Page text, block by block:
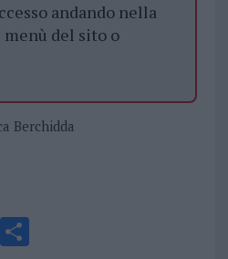
andando nella
del sito o
Berchidda
S